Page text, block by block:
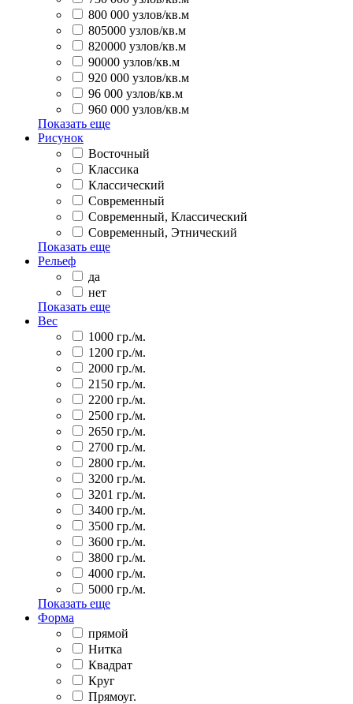
800 000 узлов/кв.м
805000 узлов/кв.м
820000 узлов/кв.м
90000 узлов/кв.м
920 000 узлов/кв.м
96 000 узлов/кв.м
960 000 узлов/кв.м
Показать еще
Рисунок
Восточный
Классика
Классический
Современный
Современный, Классический
Современный, Этнический
Показать еще
Рельеф
да
нет
Показать еще
Вес
1000 гр./м.
1200 гр./м.
2000 гр./м.
2150 гр./м.
2200 гр./м.
2500 гр./м.
2650 гр./м.
2700 гр./м.
2800 гр./м.
3200 гр./м.
3201 гр./м.
3400 гр./м.
3500 гр./м.
3600 гр./м.
3800 гр./м.
4000 гр./м.
5000 гр./м.
Показать еще
Форма
прямой
Нитка
Квадрат
Круг
Прямоуг.